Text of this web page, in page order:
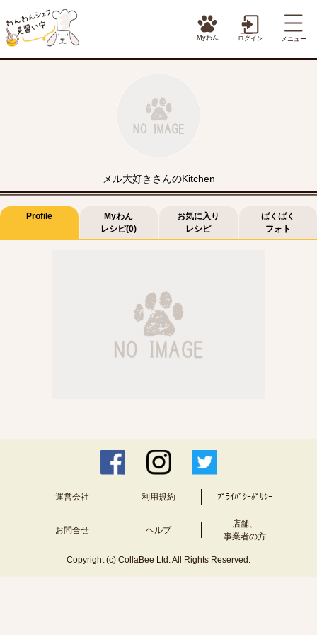
Myわん ログイン メニュー
メル大好きさんのKitchen
Profile
Myわん
レシピ(0)
お気に入り
レシピ
ばくばく
フォト
運営会社 利用規約 ﾌﾟﾗｲﾊﾞｼｰﾎﾟﾘｼｰ
お問合せ ヘルプ
店舗、
事業者の方
Copyright (c) CollaBee Ltd. All Rights Reserved.